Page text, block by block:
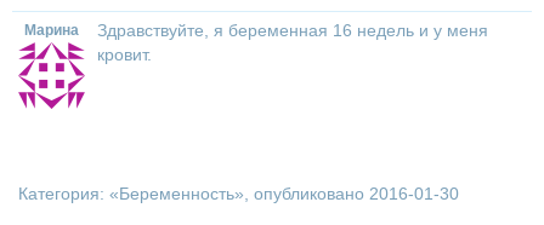
Марина
Здравствуйте, я беременная 16 недель и у меня
кровит.
Категория: «Беременность», опубликовано 2016-01-30